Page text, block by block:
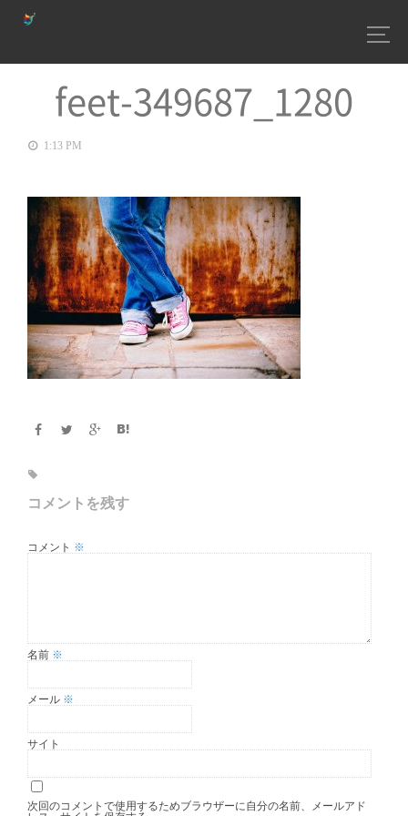
feet-349687_1280
1:13 PM
コメントを残す
コメント ※
名前 ※
メール ※
サイト
次回のコメントで使用するためブラウザーに自分の名前、メールアド